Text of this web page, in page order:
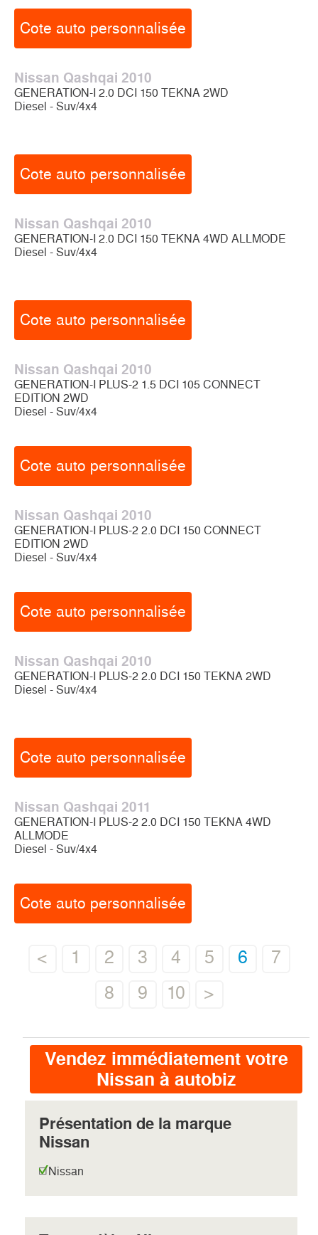
Cote auto personnalisée
Nissan Qashqai 2010
GENERATION-I 2.0 DCI 150 TEKNA 2WD
Diesel - Suv/4x4
Cote auto personnalisée
Nissan Qashqai 2010
GENERATION-I 2.0 DCI 150 TEKNA 4WD ALLMODE
Diesel - Suv/4x4
Cote auto personnalisée
Nissan Qashqai 2010
GENERATION-I PLUS-2 1.5 DCI 105 CONNECT
EDITION 2WD
Diesel - Suv/4x4
Cote auto personnalisée
Nissan Qashqai 2010
GENERATION-I PLUS-2 2.0 DCI 150 CONNECT
EDITION 2WD
Diesel - Suv/4x4
Cote auto personnalisée
Nissan Qashqai 2010
GENERATION-I PLUS-2 2.0 DCI 150 TEKNA 2WD
Diesel - Suv/4x4
Cote auto personnalisée
Nissan Qashqai 2011
GENERATION-I PLUS-2 2.0 DCI 150 TEKNA 4WD
ALLMODE
Diesel - Suv/4x4
Cote auto personnalisée
< 1 2 3 4 5 6
7
8
9 10 >
Vendez immédiatement votre
Nissan à autobiz
Présentation de la marque
Nissan
Nissan